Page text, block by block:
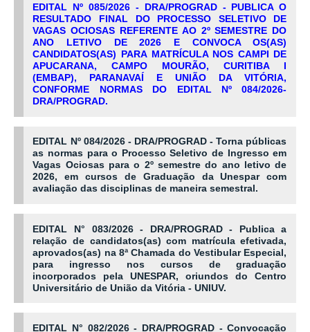
EDITAL Nº 085/2026 - DRA/PROGRAD - PUBLICA O
RESULTADO FINAL DO PROCESSO SELETIVO DE
VAGAS OCIOSAS REFERENTE AO 2º SEMESTRE DO
ANO LETIVO DE 2026 E CONVOCA OS(AS)
CANDIDATOS(AS) PARA MATRÍCULA NOS CAMPI DE
APUCARANA, CAMPO MOURÃO, CURITIBA I
(EMBAP), PARANAVAÍ E UNIÃO DA VITÓRIA,
CONFORME NORMAS DO EDITAL Nº 084/2026-
DRA/PROGRAD.
EDITAL Nº 084/2026 - DRA/PROGRAD - Torna públicas
as normas para o Processo Seletivo de Ingresso em
Vagas Ociosas para o 2º semestre do ano letivo de
2026, em cursos de Graduação da Unespar com
avaliação das disciplinas de maneira semestral.
EDITAL N° 083/2026 - DRA/PROGRAD - Publica a
relação de candidatos(as) com matrícula efetivada,
aprovados(as) na 8ª Chamada do Vestibular Especial,
para ingresso nos cursos de graduação
incorporados pela UNESPAR, oriundos do Centro
Universitário de União da Vitória - UNIUV.
EDITAL N° 082/2026 - DRA/PROGRAD - Convocação